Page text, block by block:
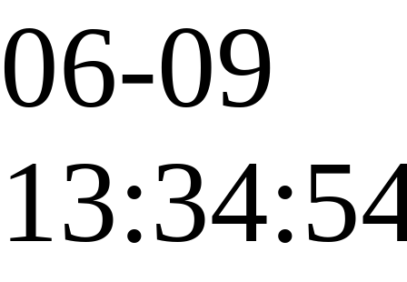
06-09